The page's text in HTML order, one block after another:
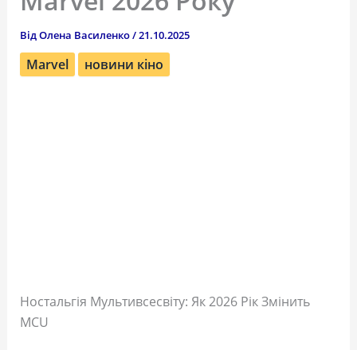
ВідОлена Василенко/21.10.2025
Marvel новини кіно
Ностальгія Мультивсесвіту: Як 2026 Рік Змінить
MCU